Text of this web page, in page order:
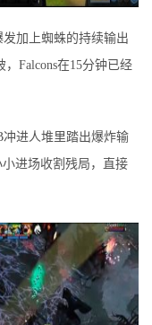
加上蜘蛛的持续输出
Falcons在15分钟已经
进人堆里踏出爆炸输
进场收割残局，直接